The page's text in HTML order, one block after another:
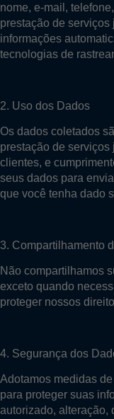
nome, e-mail,
prestação de
informações
tecnologias de
2. Uso dos Dados
Os dados coletados
prestação de
clientes, e
seus dados para
que você tenha dado
3. Compartilhamento
Não compartilhamos
exceto quando
proteger nossos
4. Segurança dos
Adotamos medidas
para proteger suas
autorizado, alteração,